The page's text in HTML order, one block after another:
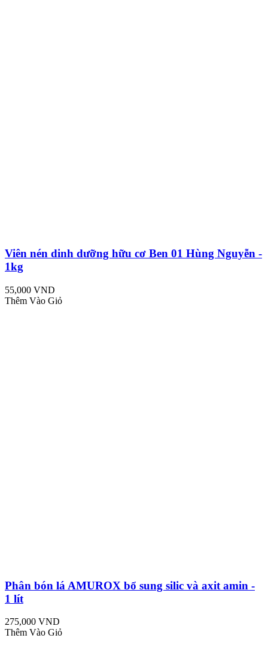
Viên nén dinh dưỡng hữu cơ Ben 01 Hùng Nguyễn -
1kg
55,000 VND
Thêm Vào Giỏ
Phân bón lá AMUROX bổ sung silic và axit amin -
1 lít
275,000 VND
Thêm Vào Giỏ